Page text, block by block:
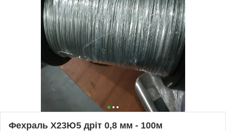
Фехраль Х23Ю5 дріт 0,8 мм - 100м